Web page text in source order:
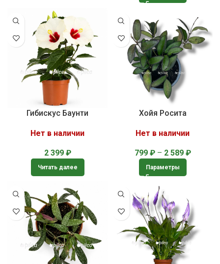
Гибискус Баунти
Нет в наличии
2 399 ₽
Читать далее
Хойя Росита
Нет в наличии
799 ₽ – 2 589 ₽
Параметры